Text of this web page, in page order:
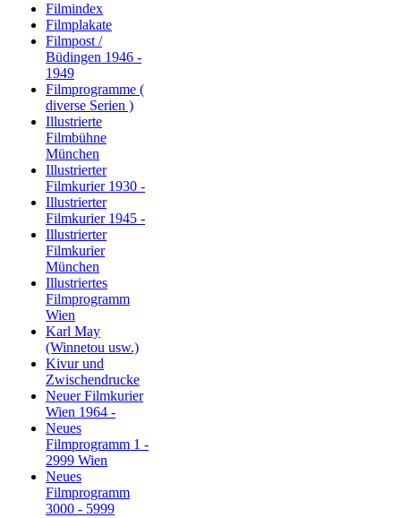
Filmindex
Filmplakate
Filmpost /
Büdingen 1946 -
1949
Filmprogramme (
diverse Serien )
Illustrierte
Filmbühne
München
Illustrierter
Filmkurier 1930 -
Illustrierter
Filmkurier 1945 -
Illustrierter
Filmkurier
München
Illustriertes
Filmprogramm
Wien
Karl May
(Winnetou usw.)
Kivur und
Zwischendrucke
Neuer Filmkurier
Wien 1964 -
Neues
Filmprogramm 1 -
2999 Wien
Neues
Filmprogramm
3000 - 5999